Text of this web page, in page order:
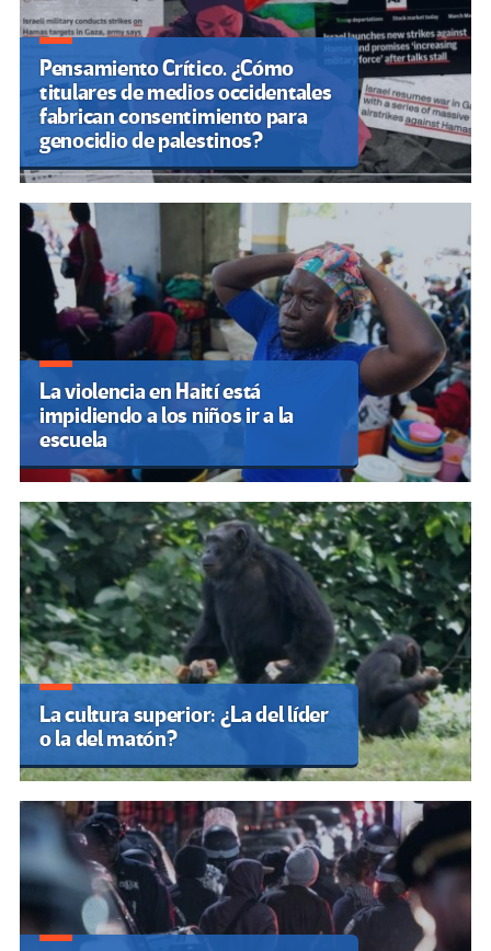
Pensamiento Crítico. ¿Cómo
titulares de medios occidentales
fabrican consentimiento para
genocidio de palestinos?
La violencia en Haití está
impidiendo a los niños ir a la
escuela
La cultura superior: ¿La del líder
o la del matón?